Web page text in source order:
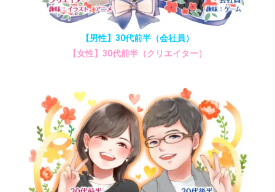
【男性】30代前半（会社員）
【女性】30代前半（クリエイター）